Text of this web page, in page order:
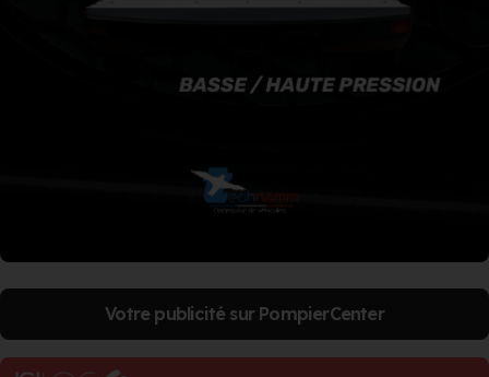
Votre publicité sur PompierCenter